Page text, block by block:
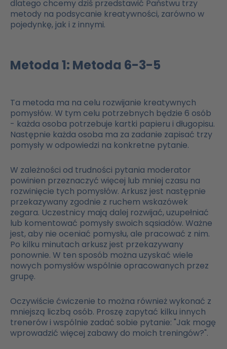
dlatego chcemy dziś przedstawić Państwu trzy
metody na podsycanie kreatywności, zarówno w
pojedynkę, jak i z innymi.
Metoda 1: Metoda 6-3-5
Ta metoda ma na celu rozwijanie kreatywnych
pomysłów. W tym celu potrzebnych będzie 6 osób
- każda osoba potrzebuje kartki papieru i długopisu.
Następnie każda osoba ma za zadanie zapisać trzy
pomysły w odpowiedzi na konkretne pytanie.
W zależności od trudności pytania moderator
powinien przeznaczyć więcej lub mniej czasu na
rozwinięcie tych pomysłów. Arkusz jest następnie
przekazywany zgodnie z ruchem wskazówek
zegara. Uczestnicy mają dalej rozwijać, uzupełniać
lub komentować pomysły swoich sąsiadów. Ważne
jest, aby nie oceniać pomysłu, ale pracować z nim.
Po kilku minutach arkusz jest przekazywany
ponownie. W ten sposób można uzyskać wiele
nowych pomysłów wspólnie opracowanych przez
grupę.
Oczywiście ćwiczenie to można również wykonać z
mniejszą liczbą osób. Proszę zapytać kilku innych
trenerów i wspólnie zadać sobie pytanie: "Jak mogę
wprowadzić więcej zabawy do moich treningów?".